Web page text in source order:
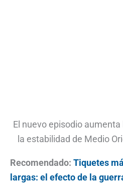
El nuevo episodio
la estabilidad de Medio
Recomendado: Tiquetes
largas: el efecto de la